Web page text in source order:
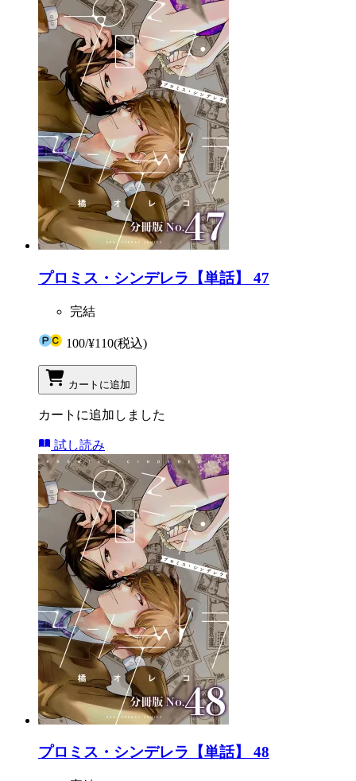
プロミス・シンデレラ【単話】 47
完結
100/¥110(税込)
カートに追加
カートに追加しました
試し読み
プロミス・シンデレラ【単話】 48